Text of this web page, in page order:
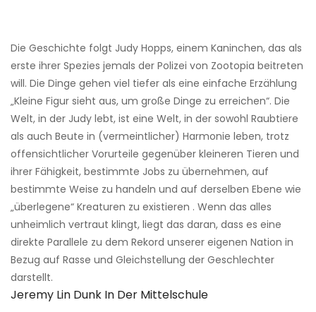
Die Geschichte folgt Judy Hopps, einem Kaninchen, das als
erste ihrer Spezies jemals der Polizei von Zootopia beitreten
will. Die Dinge gehen viel tiefer als eine einfache Erzählung
„Kleine Figur sieht aus, um große Dinge zu erreichen“. Die
Welt, in der Judy lebt, ist eine Welt, in der sowohl Raubtiere
als auch Beute in (vermeintlicher) Harmonie leben, trotz
offensichtlicher Vorurteile gegenüber kleineren Tieren und
ihrer Fähigkeit, bestimmte Jobs zu übernehmen, auf
bestimmte Weise zu handeln und auf derselben Ebene wie
„überlegene“ Kreaturen zu existieren . Wenn das alles
unheimlich vertraut klingt, liegt das daran, dass es eine
direkte Parallele zu dem Rekord unserer eigenen Nation in
Bezug auf Rasse und Gleichstellung der Geschlechter
darstellt.
Jeremy Lin Dunk In Der Mittelschule